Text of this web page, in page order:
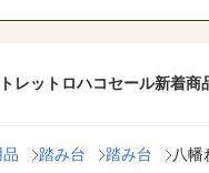
レット ロハコセール新着商
踏み台 踏み台 八幡